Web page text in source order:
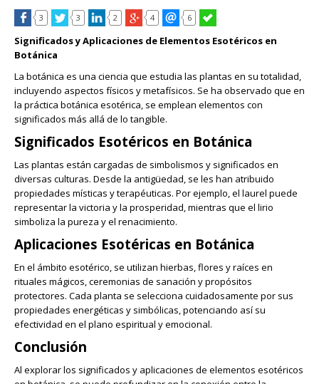
3 3 2 4 6
Significados y Aplicaciones de Elementos Esotéricos en
Botánica
La botánica es una ciencia que estudia las plantas en su totalidad,
incluyendo aspectos físicos y metafísicos. Se ha observado que en
la práctica botánica esotérica, se emplean elementos con
significados más allá de lo tangible.
Significados Esotéricos en Botánica
Las plantas están cargadas de simbolismos y significados en
diversas culturas. Desde la antigüedad, se les han atribuido
propiedades místicas y terapéuticas. Por ejemplo, el laurel puede
representar la victoria y la prosperidad, mientras que el lirio
simboliza la pureza y el renacimiento.
Aplicaciones Esotéricas en Botánica
En el ámbito esotérico, se utilizan hierbas, flores y raíces en
rituales mágicos, ceremonias de sanación y propósitos
protectores. Cada planta se selecciona cuidadosamente por sus
propiedades energéticas y simbólicas, potenciando así su
efectividad en el plano espiritual y emocional.
Conclusión
Al explorar los significados y aplicaciones de elementos esotéricos